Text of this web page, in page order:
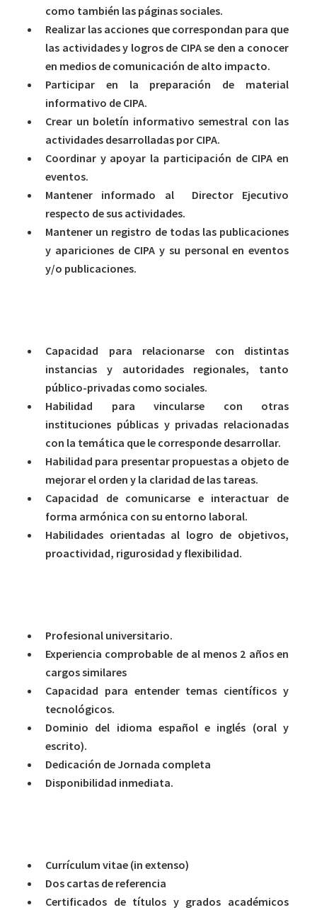
como también las páginas sociales.
Realizar las acciones que correspondan para que
las actividades y logros de CIPA se den a conocer
en medios de comunicación de alto impacto.
Participar en la preparación de material
informativo de CIPA.
Crear un boletín informativo semestral con las
actividades desarrolladas por CIPA.
Coordinar y apoyar la participación de CIPA en
eventos.
Mantener informado al Director Ejecutivo
respecto de sus actividades.
Mantener un registro de todas las publicaciones
y apariciones de CIPA y su personal en eventos
y/o publicaciones.
Capacidad para relacionarse con distintas
instancias y autoridades regionales, tanto
público-privadas como sociales.
Habilidad para vincularse con otras
instituciones públicas y privadas relacionadas
con la temática que le corresponde desarrollar.
Habilidad para presentar propuestas a objeto de
mejorar el orden y la claridad de las tareas.
Capacidad de comunicarse e interactuar de
forma armónica con su entorno laboral.
Habilidades orientadas al logro de objetivos,
proactividad, rigurosidad y flexibilidad.
Profesional universitario.
Experiencia comprobable de al menos 2 años en
cargos similares
Capacidad para entender temas científicos y
tecnológicos.
Dominio del idioma español e inglés (oral y
escrito).
Dedicación de Jornada completa
Disponibilidad inmediata.
Currículum vitae (in extenso)
Dos cartas de referencia
Certificados de títulos y grados académicos